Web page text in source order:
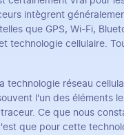
intègrent
que GPS, Wi-Fi,
technologie cellulaire.
technologie réseau
l'un des éléments
Ce que nous
que pour cette